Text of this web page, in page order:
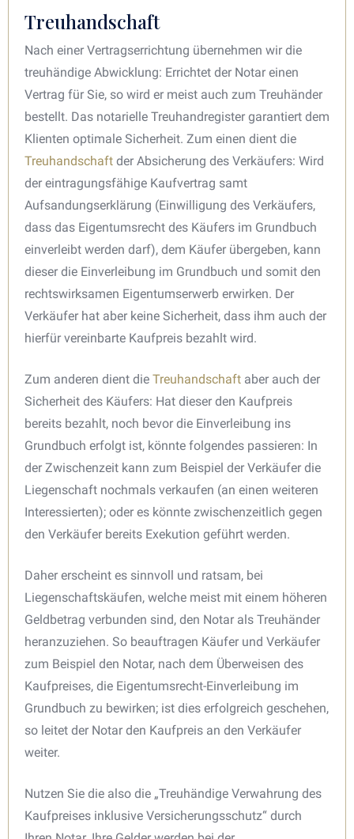
Treuhandschaft
Nach einer Vertragserrichtung übernehmen wir die
treuhändige Abwicklung: Errichtet der Notar einen
Vertrag für Sie, so wird er meist auch zum Treuhänder
bestellt. Das notarielle Treuhandregister garantiert dem
Klienten optimale Sicherheit. Zum einen dient die
Treuhandschaft der Absicherung des Verkäufers: Wird
der eintragungsfähige Kaufvertrag samt
Aufsandungserklärung (Einwilligung des Verkäufers,
dass das Eigentumsrecht des Käufers im Grundbuch
einverleibt werden darf), dem Käufer übergeben, kann
dieser die Einverleibung im Grundbuch und somit den
rechtswirksamen Eigentumserwerb erwirken. Der
Verkäufer hat aber keine Sicherheit, dass ihm auch der
hierfür vereinbarte Kaufpreis bezahlt wird.
Zum anderen dient die Treuhandschaft aber auch der
Sicherheit des Käufers: Hat dieser den Kaufpreis
bereits bezahlt, noch bevor die Einverleibung ins
Grundbuch erfolgt ist, könnte folgendes passieren: In
der Zwischenzeit kann zum Beispiel der Verkäufer die
Liegenschaft nochmals verkaufen (an einen weiteren
Interessierten); oder es könnte zwischenzeitlich gegen
den Verkäufer bereits Exekution geführt werden.
Daher erscheint es sinnvoll und ratsam, bei
Liegenschaftskäufen, welche meist mit einem höheren
Geldbetrag verbunden sind, den Notar als Treuhänder
heranzuziehen. So beauftragen Käufer und Verkäufer
zum Beispiel den Notar, nach dem Überweisen des
Kaufpreises, die Eigentumsrecht-Einverleibung im
Grundbuch zu bewirken; ist dies erfolgreich geschehen,
so leitet der Notar den Kaufpreis an den Verkäufer
weiter.
Nutzen Sie die also die „Treuhändige Verwahrung des
Kaufpreises inklusive Versicherungsschutz“ durch